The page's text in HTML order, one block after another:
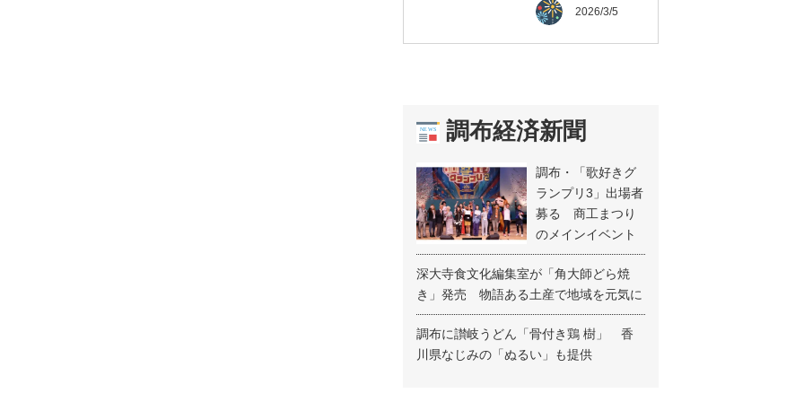
2026/3/5
調布経済新聞
調布・「歌好きグ
ランプリ3」出場者
募る 商工まつり
のメインイベント
深大寺食文化編集室が「角大師どら焼
き」発売 物語ある土産で地域を元気に
調布に讃岐うどん「骨付き鶏 樹」 香
川県なじみの「ぬるい」も提供